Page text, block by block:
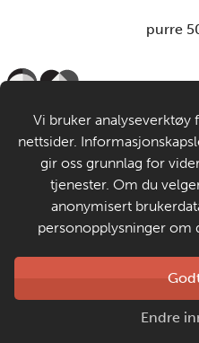
purre
Om MatStart
Kontakt oss
Personvern og
Laget av
Vi bruker analyseverktøy
nettsider.
gir oss grunnlag for
tjenester. Om du
anonymisert
personopplysninger om
Endre